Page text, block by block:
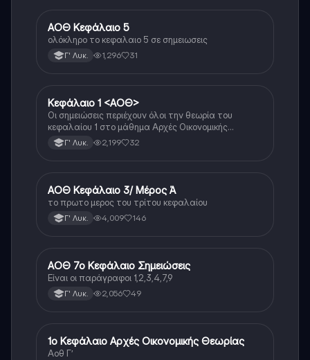
ΑΟΘ (Οικονομία)
ΑΟΘ Κεφάλαιο 5
ολόκληρο το κεφαλαιο 5 σε σημειωσεις
Γ' Λυκ. 1,296 31
ΑΟΘ (Οικονομία)
Κεφάλαιο 1 <ΑΟΘ>
Οι σημειώσεις περιέχουν όλοι την θεωρία του
κεφαλαίου 1 στο μάθημα Αρχές Οικονομικής
Θεωρίας Γ’ Τάξης Γενικού Λυκείου
Γ' Λυκ. 2,199 32
ΑΟΘ (Οικονομία)
ΑΟΘ Κεφάλαιο 3/ Μέρος Ά
το πρωτο μερος του τρίτου κεφαλαίου
Γ' Λυκ. 4,009 146
ΑΟΘ (Οικονομία)
ΑΟΘ 7ο Κεφάλαιο Σημειώσεις
Είναι οι παράγραφοι 1,2,3,4,7,9
Γ' Λυκ. 2,056 49
ΑΟΘ (Οικονομία)
1ο Κεφάλαιο Αρχές Οικονομικής Θεωρίας
Αοθ Γ’